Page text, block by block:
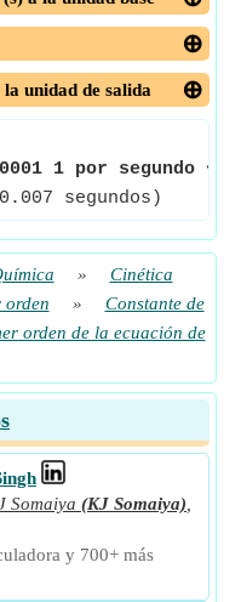
unidad de salida
1 por segundo
segundos)
»
Cinética
orden »
Constante de
orden de la ecuación de
Somaiya (KJ Somaiya)
y 700+ más